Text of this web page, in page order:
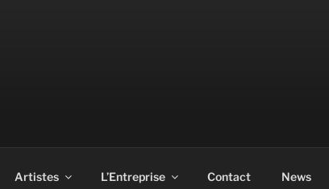
Artistes L’Entreprise Contact News